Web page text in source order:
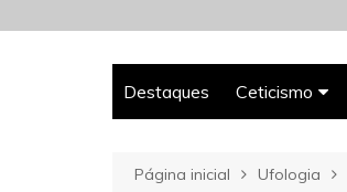
Destaques Ceticismo
Espiritualismo
Página inicial Ufologia